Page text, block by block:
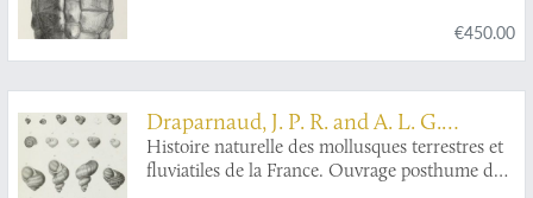
€450.00
Draparnaud, J. P. R. and A. L. G.
Michaud
Histoire naturelle des mollusques terrestres et
fluviatiles de la France. Ouvrage posthume de